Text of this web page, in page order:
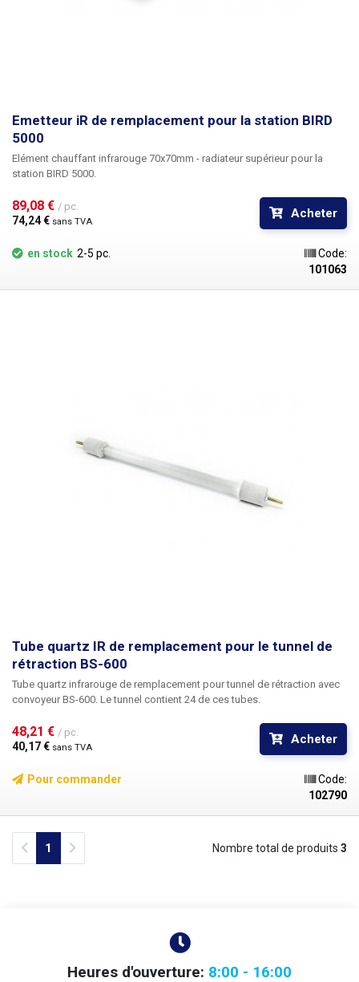
Emetteur iR de remplacement pour la station BIRD
5000
Elément chauffant infrarouge 70x70mm - radiateur supérieur pour la
station BIRD 5000.
89,08 € / pc.
74,24 € sans TVA
Acheter
en stock 2-5 pc.
Code:
101063
Tube quartz IR de remplacement pour le tunnel de
rétraction BS-600
Tube quartz infrarouge de remplacement pour tunnel de rétraction avec
convoyeur BS-600. Le tunnel contient 24 de ces tubes.
48,21 € / pc.
40,17 € sans TVA
Acheter
Pour commander
Code:
102790
Previous
1 Nombre total de produits 3
Heures d'ouverture: 8:00 - 16:00